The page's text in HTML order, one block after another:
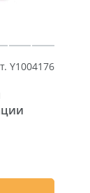
Y1004176